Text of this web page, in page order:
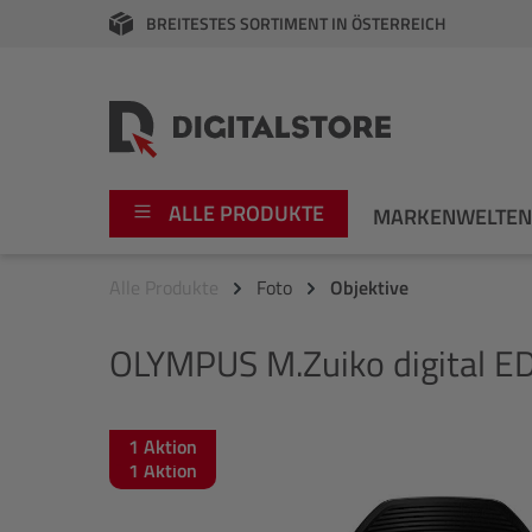
Zur Hauptnavigation springen
BREITESTES SORTIMENT IN ÖSTERREICH
ALLE PRODUKTE MARKENWELTEN
Video
Audio
Apple
Fujifilm
Leica Boutique
Nikon
Alle Produkte Foto Objektive
OLYMPUS M.Zuiko digital
Bildergalerie überspringen
1 Aktion
1 Aktion